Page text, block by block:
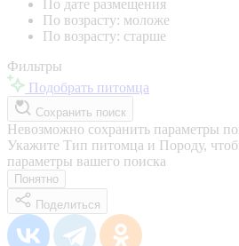
По дате размещения
По возрасту: моложе
По возрасту: старше
Фильтры
Подобрать питомца
Сохранить поиск
Невозможно сохранить параметры
Укажите Тип питомца и Породу,
параметры вашего поиска
Понятно
Поделиться